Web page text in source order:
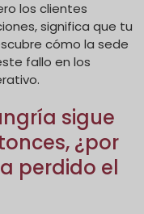
los clientes
significa que tu
cómo la sede
fallo en los
sigue
¿por
perdido el